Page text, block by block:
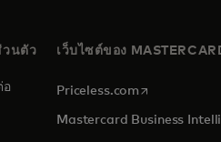
วนตัว
อ
เว็บไซต์ของ
Priceless.com opens in a
Mastercard Business